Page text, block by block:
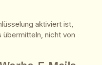
aktiviert ist,
übermitteln, nicht von